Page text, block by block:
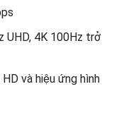
UHD, 4K 100Hz trở
và hiệu ứng hình